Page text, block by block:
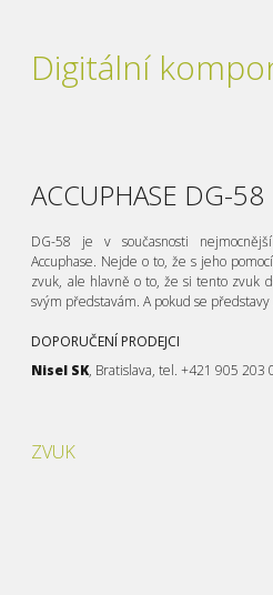
Digitální
ACCUPHASE DG-58
DG-58 je v současnosti
Accuphase. Nejde o to, že s jeho
zvuk, ale hlavně o to, že si tento zvuk
svým představám. A pokud se
DOPORUČENÍ PRODEJCI
Nisel SK, Bratislava, tel. +421 905 203
ZVUK